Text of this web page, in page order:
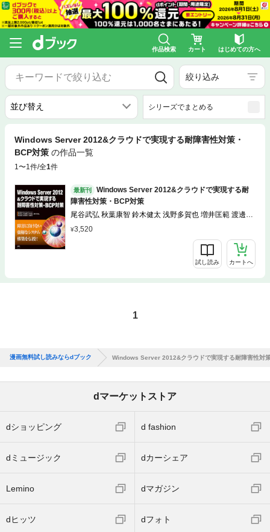
作品検索 カート はじめての方へ
絞り込み
シリーズでまとめる
Windows Server 2012&クラウドで実現する耐障害性対策・
BCP対策 の作品一覧
1〜1件/全1件
最新刊
Windows Server 2012&クラウドで実現する耐
障害性対策・BCP対策
尾谷武弘 秋葉康智 鈴木健太 浅野多賀也 増井匡範 渡邊崇
彦 左部貴士
3,520
試し読み カートへ
1
漫画無料試し読みならdブック Windows Server 2012&クラウドで実現する耐障害性対
dマーケットストア
dショッピング d fashion
dミュージック dカーシェア
Lemino dマガジン
dヒッツ dフォト